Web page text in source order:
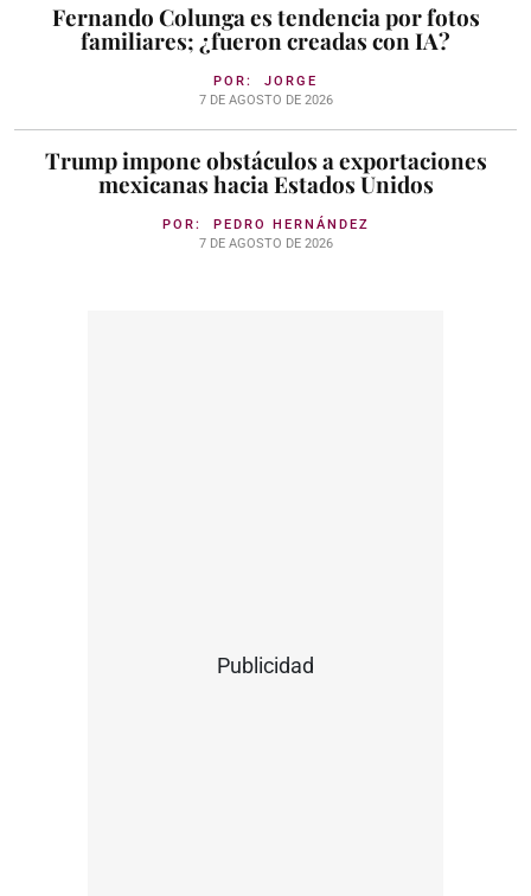
Fernando Colunga es tendencia por fotos
familiares; ¿fueron creadas con IA?
POR: JORGE
7 DE AGOSTO DE 2026
Trump impone obstáculos a exportaciones
mexicanas hacia Estados Unidos
POR: PEDRO HERNÁNDEZ
7 DE AGOSTO DE 2026
Publicidad